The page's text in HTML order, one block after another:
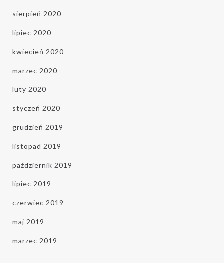
sierpień 2020
lipiec 2020
kwiecień 2020
marzec 2020
luty 2020
styczeń 2020
grudzień 2019
listopad 2019
październik 2019
lipiec 2019
czerwiec 2019
maj 2019
marzec 2019